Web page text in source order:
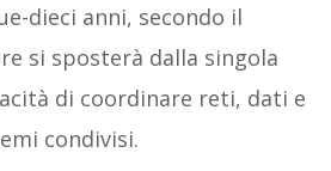
dieci anni, secondo il
si sposterà dalla singola
di coordinare reti, dati e
condivisi.